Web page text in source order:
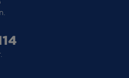
om din elbil